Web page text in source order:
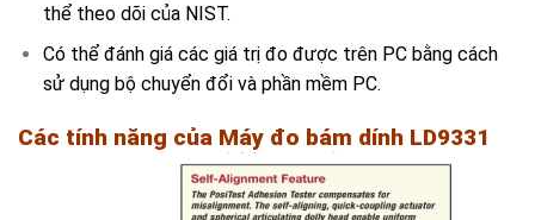
thể theo dõi của NIST.
Có thể đánh giá các giá trị đo được trên PC bằng cách
sử dụng bộ chuyển đổi và phần mềm PC.
Các tính năng của Máy đo bám dính LD9331